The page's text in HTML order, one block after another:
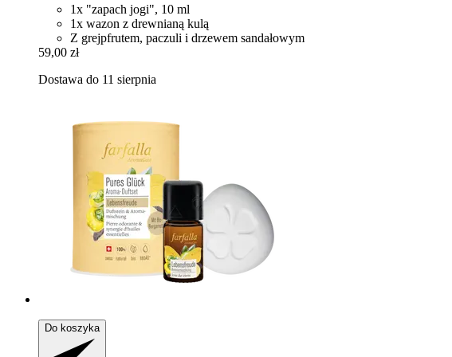
1x "zapach jogi", 10 ml
1x wazon z drewnianą kulą
Z grejpfrutem, paczuli i drzewem sandałowym
59,00 zł
Dostawa do 11 sierpnia
Do koszyka